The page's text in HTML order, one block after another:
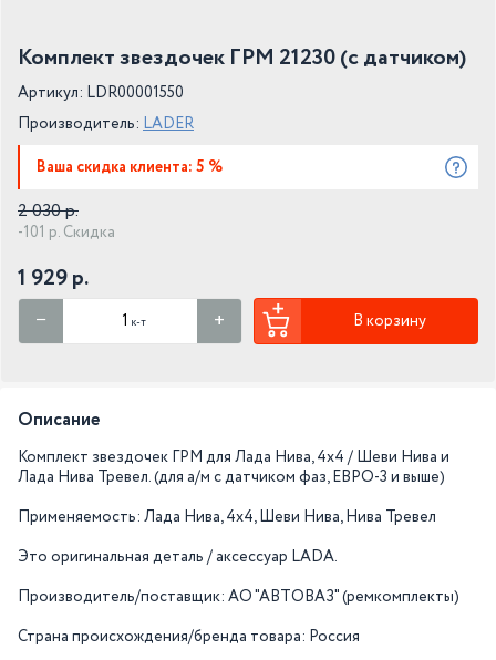
Комплект звездочек ГРМ 21230 (с датчиком)
Артикул: LDR00001550
Производитель: LADER
Ваша скидка клиента: 5 %
2 030 р.
-101 р. Скидка
1 929 р.
к-т В корзину
Описание
Комплект звездочек ГРМ для Лада Нива, 4х4 / Шеви Нива и
Лада Нива Тревел. (для а/м с датчиком фаз, ЕВРО-3 и выше)
Применяемость: Лада Нива, 4х4, Шеви Нива, Нива Тревел
Это оригинальная деталь / аксессуар LADA.
Производитель/поставщик: АО "АВТОВАЗ" (ремкомплекты)
Страна происхождения/бренда товара: Россия